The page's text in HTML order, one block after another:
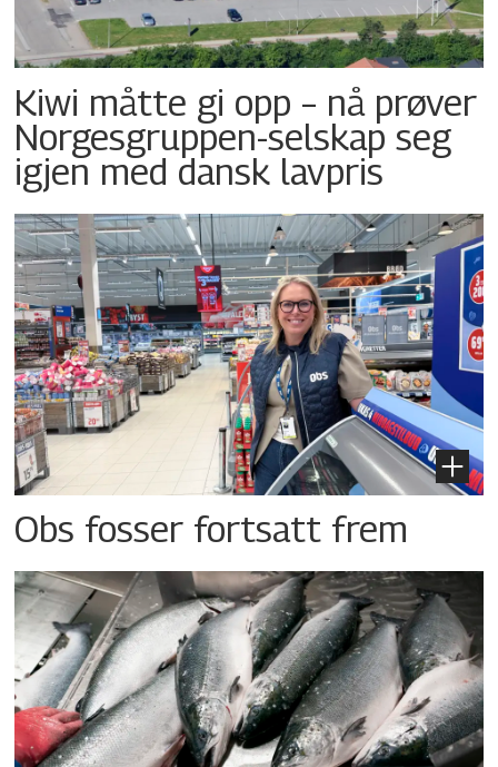
Kiwi måtte gi opp – nå prøver
Norgesgruppen-selskap seg
igjen med dansk lavpris
Obs fosser fortsatt frem